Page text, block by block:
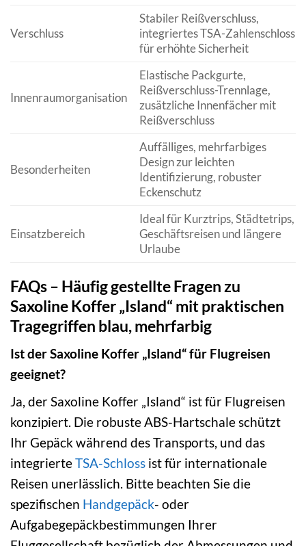
Verschluss
Stabiler Reißverschluss,
integriertes TSA-Zahlenschloss
für erhöhte Sicherheit
Innenraumorganisation
Elastische Packgurte,
Reißverschluss-Trennlage,
zusätzliche Innenfächer mit
Reißverschluss
Besonderheiten
Auffälliges, mehrfarbiges
Design zur leichten
Identifizierung, robuster
Eckenschutz
Einsatzbereich
Ideal für Kurztrips, Städtetrips,
Geschäftsreisen und längere
Urlaube
FAQs – Häufig gestellte Fragen zu
Saxoline Koffer „Island“ mit praktischen
Tragegriffen blau, mehrfarbig
Ist der Saxoline Koffer „Island“ für Flugreisen
geeignet?
Ja, der Saxoline Koffer „Island“ ist für Flugreisen
konzipiert. Die robuste ABS-Hartschale schützt
Ihr Gepäck während des Transports, und das
integrierteTSA-Schloss ist für internationale
Reisen unerlässlich. Bitte beachten Sie die
spezifischen Handgepäck- oder
Aufgabegepäckbestimmungen Ihrer